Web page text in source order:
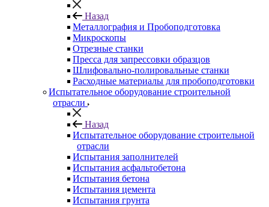
Назад
Металлография и Пробоподготовка
Микроскопы
Отрезные станки
Пресса для запрессовки образцов
Шлифовально-полировальные станки
Расходные материалы для пробоподготовки
Испытательное оборудование строительной
отрасли
Назад
Испытательное оборудование строительной
отрасли
Испытания заполнителей
Испытания асфальтобетона
Испытания бетона
Испытания цемента
Испытания грунта